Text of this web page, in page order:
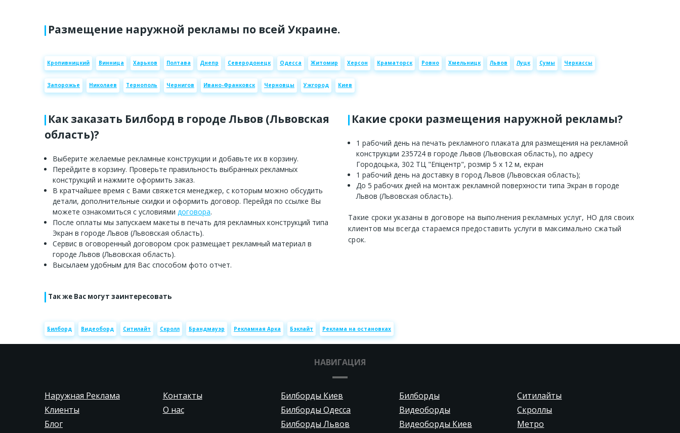
Размещение наружной рекламы по всей Украине.
Кропивницкий Винница Харьков Полтава Днепр Северодонецк Одесса Житомир Херсон Краматорск Ровно Хмельницк Львов Луцк Сумы Черкассы
Запорожье Николаев Тернополь Чернигов Ивано-Франковск Черновцы Ужгород Киев
Как заказать Билборд в городе Львов (Львовская
область)?
Выберите желаемые рекламные конструкции и добавьте их в корзину.
Перейдите в корзину. Проверьте правильность выбранных рекламных
конструкций и нажмите оформить заказ.
В кратчайшее время с Вами свяжется менеджер, с которым можно обсудить
детали, дополнительные скидки и оформить договор. Перейдя по ссылке Вы
можете ознакомиться с условиями договора.
После оплаты мы запускаем макеты в печать для рекламных конструкций типа
Экран в городе Львов (Львовская область).
Сервис в оговоренный договором срок размещает рекламный материал в
городе Львов (Львовская область).
Высылаем удобным для Вас способом фото отчет.
Какие сроки размещения наружной рекламы?
1 рабочий день на печать рекламного плаката для размещения на рекламной
конструкции 235724 в городе Львов (Львовская область), по адресу
Городоцька, 302 ТЦ "Епіцентр", розмір 5 х 12 м, екран
1 рабочий день на доставку в город Львов (Львовская область);
До 5 рабочих дней на монтаж рекламной поверхности типа Экран в городе
Львов (Львовская область).
Такие сроки указаны в договоре на выполнения рекламных услуг, НО для своих
клиентов мы всегда стараемся предоставить услуги в максимально сжатый
срок.
Так же Вас могут заинтересовать
Билборд Видеоборд Ситилайт Скролл Брандмауэр Рекламная Арка Бэклайт Реклама на остановках
НАВИГАЦИЯ
Наружная Реклама
Билборды Львов
Клиенты
Билборды
Блог
Видеоборды
Контакты
Видеоборды Киев
О нас
Ситилайты
Билборды Киев
Скроллы
Билборды Одесса
Метро